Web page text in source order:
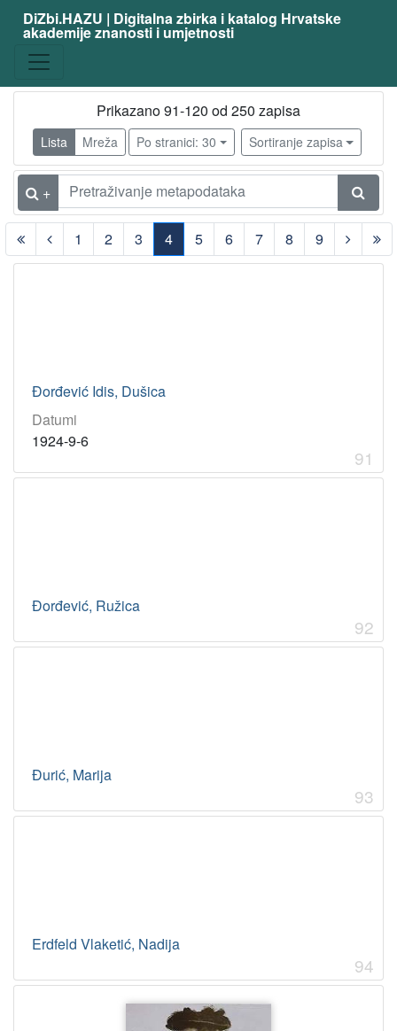
DiZbi.HAZU | Digitalna zbirka i katalog Hrvatske
akademije znanosti i umjetnosti
Prikazano 91-120 od 250 zapisa
Lista Mreža Po stranici: 30 Sortiranje zapisa
+
1 2 3
4
(current)
5 6 7 8 9
Đorđević Idis, Dušica
Datumi
1924-9-6
91
Đorđević, Ružica
92
Đurić, Marija
93
Erdfeld Vlaketić, Nadija
94